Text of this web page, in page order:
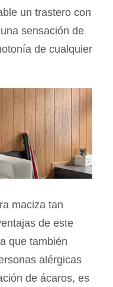
un trastero con
sensación de
de cualquier
maciza tan
de este
que también
alérgicas
de ácaros, es